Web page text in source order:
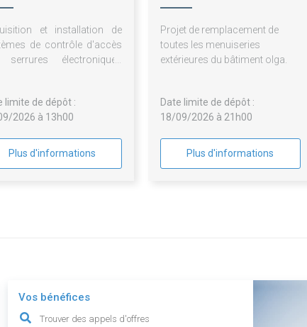
et installation de
de contrôle d'accès
serrures électroniques
limite de dépôt :
2026 à 13h00
Plus d'informations
Projet de remplacement de
toutes les menuiseries
extérieures du bâtiment olga.
Date limite de dépôt :
18/09/2026 à 21h00
Plus d'informations
Vos bénéfices
Trouver des appels d'offres